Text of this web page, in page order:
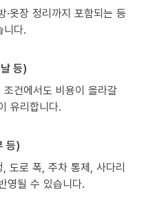
옷장 정리까지 포함되는 등
니다.
등)
건에서도 비용이 올라갈
유리합니다.
등)
도로 폭, 주차 통제, 사다리
영될 수 있습니다.